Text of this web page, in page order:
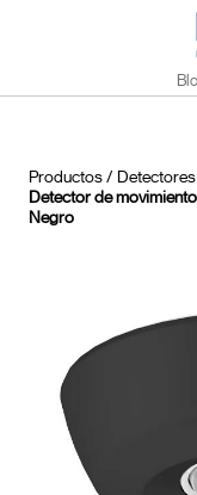
Productos/
Detector de
Negro